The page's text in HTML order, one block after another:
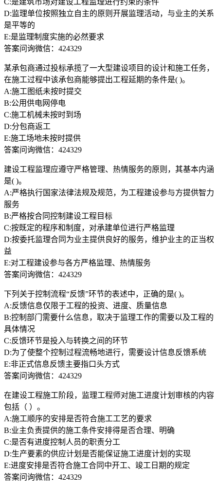
D:监理单位按照独立自主的原则开展监理活动，与业主的关系
是平等的
E:是监理制度实施的必然要求
答案问询微信：424329
某承包商通过投标承揽了一大型建设项目的设计和施工任务，
在施工过程中该承包商能够提出工程延期的条件是( )。
A:施工图纸未按时提交
B:公用供电网停电
C:施工机械未按时到场
D:分包商返工
E:施工场地未按时提供
答案问询微信：424329
建设工程监理应遵守严格管理、热情服务的原则，其基本内涵
是( )。
A:严格执行国家法律法规及规范，为工程建设参与方提供智力
服务
B:严格按合同控制建设工程目标
C:按既定的程序和制度，对承建单位进行严格监理
D:按委托监理合同为业主提供良好的服务，维护业主的正当权
益
E:对工程建设参与各方严格监理、热情服务
答案问询微信：424329
下列关于控制流程“反馈”环节的表述中，正确的是( )。
A:反馈信息仅限于工程的投资、进度、质量信息
B:控制部门需要什么信息，取决于监理工作的需要以及工程的
具体情况
C:反馈环节是投入与转换之间的环节
D:为了使整个控制过程流畅地进行，需要设计信息反馈系统
E:非正式信息反馈主要指口头方式
答案问询微信：424329
在建设工程施工阶段，监理工程师对施工进度计划审核的内容
包括（ ）。
A:施工顺序的安排是否符合施工工艺的要求
B:业主负责提供的施工条件安排得是否合理、明确
C:是否有进度控制人员的职责分工
D:生产要素的供应计划是否能保证施工进度计划的实现
E:进度安排是否符合施工合同中开工、竣工日期的规定
答案问询微信：424329